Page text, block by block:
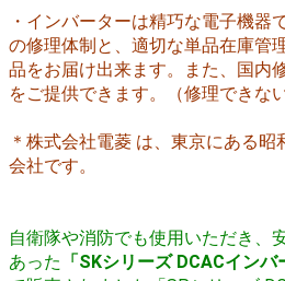
・インバーターは精巧な電子機器
の修理体制と、適切な単品在庫管
品をお届け出来ます。また、国内
をご提供できます。（修理できな
＊株式会社電菱 は、東京にある
会社です。
自衛隊や消防でも使用いただき、
あった 「SKシリーズ DCACイン